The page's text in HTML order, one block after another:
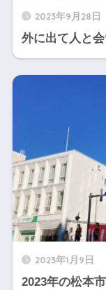
2023年9月28日
外に出て人と
2023年1月9日
2023年の松本